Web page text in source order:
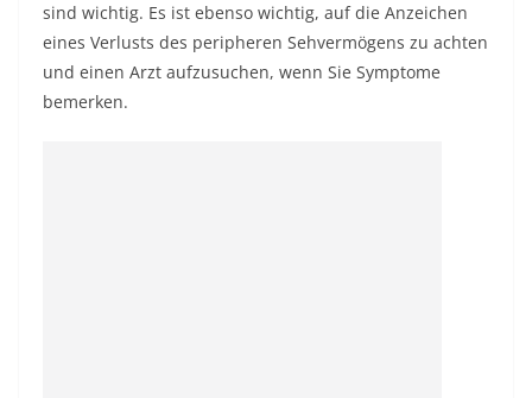
sind wichtig. Es ist ebenso wichtig, auf die Anzeichen
eines Verlusts des peripheren Sehvermögens zu achten
und einen Arzt aufzusuchen, wenn Sie Symptome
bemerken.